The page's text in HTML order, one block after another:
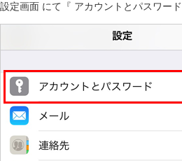
設定画面 にて『 アカウントとパスワー